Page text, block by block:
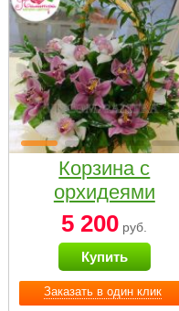
Заказать в один клик
Корзина с
орхидеями
малая
5 200 руб.
Купить